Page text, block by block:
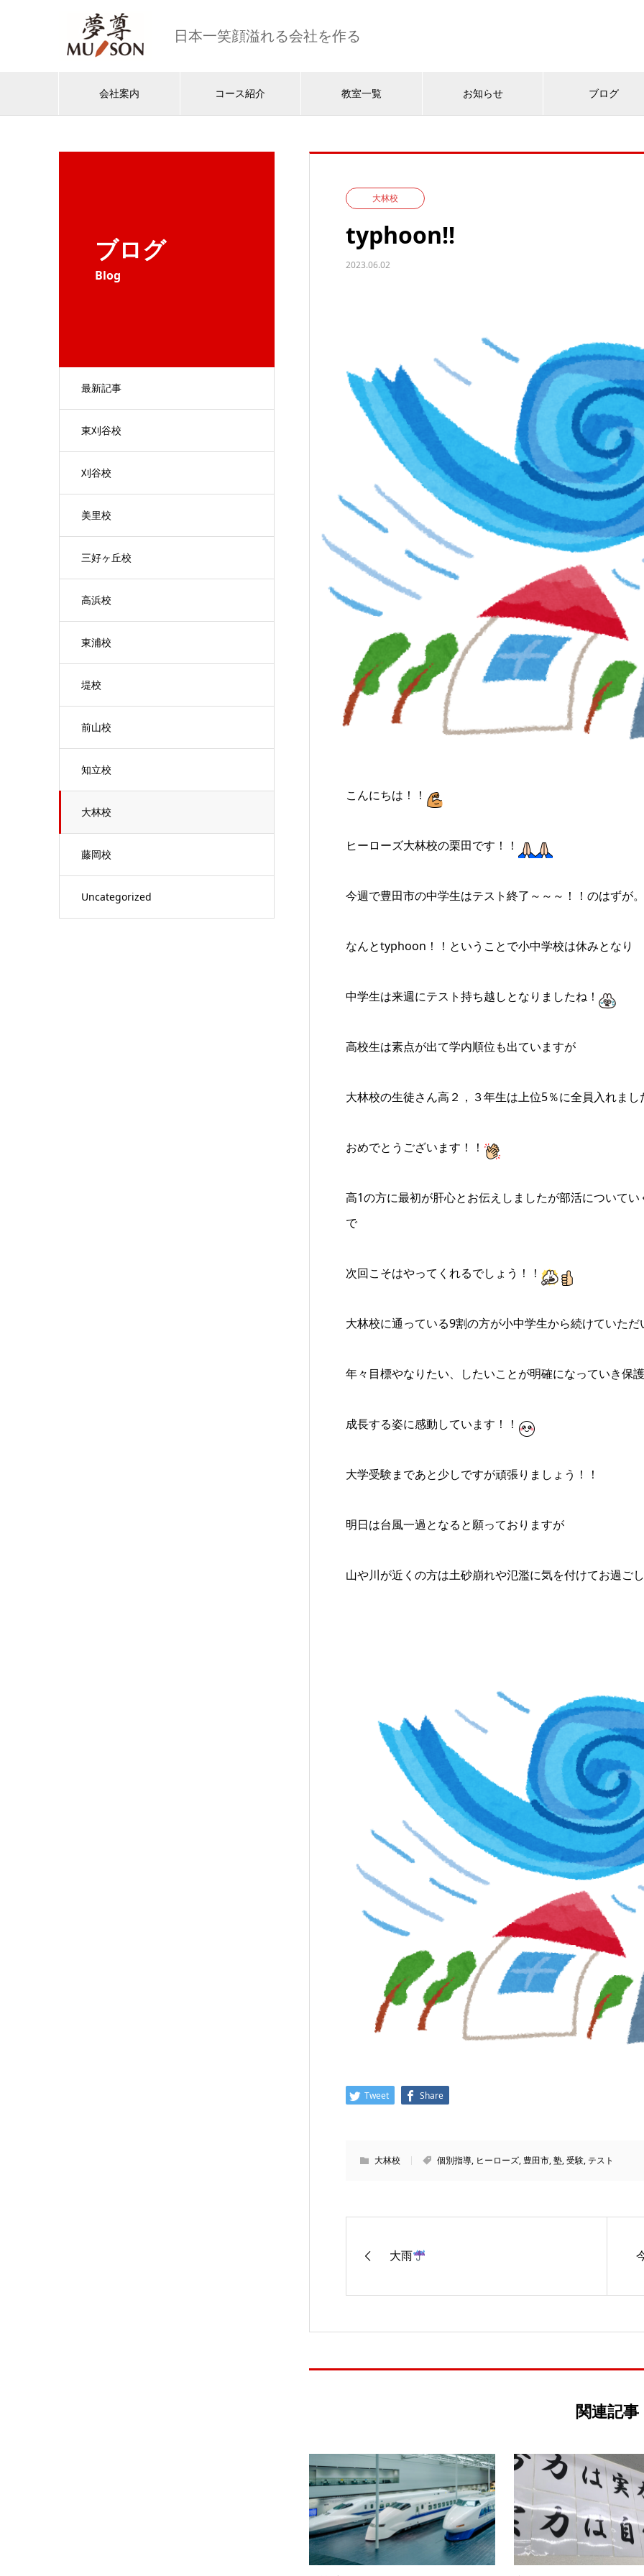
日本一笑顔溢れる会社を作る
会社案内 コース紹介 教室一覧 お知らせ ブログ
ブログ
Blog
最新記事
東刈谷校
刈谷校
美里校
三好ヶ丘校
高浜校
東浦校
堤校
前山校
知立校
大林校
藤岡校
Uncategorized
大林校
typhoon!!
2023.06.02
こんにちは！！
ヒーローズ大林校の栗田です！！
今週で豊田市の中学生はテスト終了～～～！！のはずが
なんとtyphoon！！ということで小中学校は休みとなり
中学生は来週にテスト持ち越しとなりましたね！
高校生は素点が出て学内順位も出ていますが
大林校の生徒さん高２，３年生は上位5％に全員入れまし
おめでとうございます！！
高1の方に最初が肝心とお伝えしましたが部活について
で
次回こそはやってくれるでしょう！！
大林校に通っている9割の方が小中学生から続けていた
年々目標やなりたい、したいことが明確になっていき保
成長する姿に感動しています！！
大学受験まであと少しですが頑張りましょう！！
明日は台風一過となると願っておりますが
山や川が近くの方は土砂崩れや氾濫に気を付けてお過ご
Tweet Share
大林校 個別指導, ヒーローズ, 豊田市,塾,受験,テスト
大雨
関連記事